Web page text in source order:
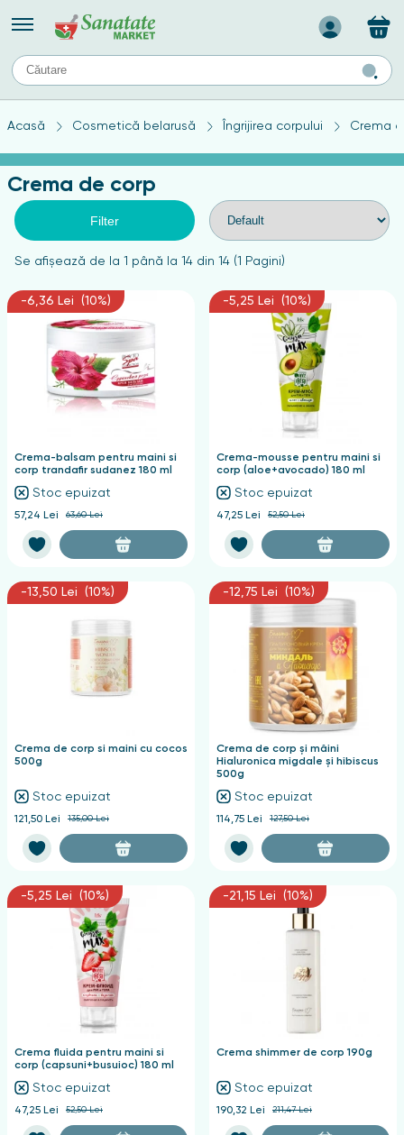
Назад
TIPURI DE TEN
Produse pentru ten mixt
Ten problematic
Produse pentru ten gras
Produse pentru ten sensibil
Acasă Cosmetică belarusă Îngrijirea corpului Crema
Crema de corp
Filter
Se afişează de la 1 până la 14 din 14 (1 Pagini)
-6,36 Lei (10%)
Crema-balsam pentru maini si
corp trandafir sudanez 180 ml
Stoc epuizat
57,24 Lei 63,60 Lei
-5,25 Lei (10%)
Crema-mousse pentru maini si
corp (aloe+avocado) 180 ml
Stoc epuizat
47,25 Lei 52,50 Lei
-13,50 Lei (10%)
Crema de corp si maini cu cocos
500g
Stoc epuizat
121,50 Lei 135,00 Lei
-12,75 Lei (10%)
Crema de corp și mâini
Hialuronica migdale și hibiscus
500g
Stoc epuizat
114,75 Lei 127,50 Lei
-5,25 Lei (10%)
Crema fluida pentru maini si
corp (capsuni+busuioc) 180 ml
Stoc epuizat
47,25 Lei 52,50 Lei
-21,15 Lei (10%)
Crema shimmer de corp 190g
Stoc epuizat
190,32 Lei 211,47 Lei